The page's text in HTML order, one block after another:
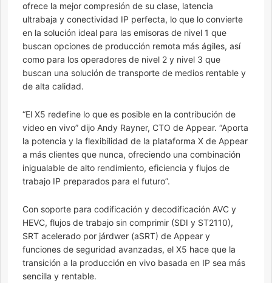
ofrece la mejor compresión de su clase, latencia
ultrabaja y conectividad IP perfecta, lo que lo convierte
en la solución ideal para las emisoras de nivel 1 que
buscan opciones de producción remota más ágiles, así
como para los operadores de nivel 2 y nivel 3 que
buscan una solución de transporte de medios rentable y
de alta calidad.
“El X5 redefine lo que es posible en la contribución de
video en vivo” dijo Andy Rayner, CTO de Appear. “Aporta
la potencia y la flexibilidad de la plataforma X de Appear
a más clientes que nunca, ofreciendo una combinación
inigualable de alto rendimiento, eficiencia y flujos de
trabajo IP preparados para el futuro”.
Con soporte para codificación y decodificación AVC y
HEVC, flujos de trabajo sin comprimir (SDI y ST2110),
SRT acelerado por járdwer (aSRT) de Appear y
funciones de seguridad avanzadas, el X5 hace que la
transición a la producción en vivo basada en IP sea más
sencilla y rentable.